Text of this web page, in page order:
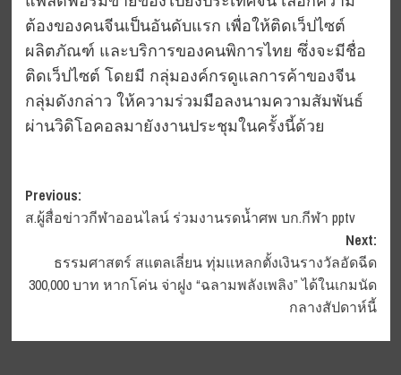
ต้องของคนจีนเป็นอันดับแรก เพื่อให้ติดเว็ปไซต์
ผลิตภัณฑ์ และบริการของคนพิการไทย ซึ่งจะมีชื่อ
ติดเว็ปไซต์ โดยมี กลุ่มองค์กรดูแลการค้าของจีน
กลุ่มดังกล่าว ให้ความร่วมมือลงนามความสัมพันธ์
ผ่านวิดิโอคอลมายังงานประชุมในครั้งนี้ด้วย
Post
navigation
Previous:
ส.ผู้สื่อข่าวกีฬาออนไลน์ ร่วมงานรดน้ำศพ บก.กีฬา pptv
Next:
ธรรมศาสตร์ สแตลเลี่ยน​ ทุ่มแหลก​ตั้งเงินรางวัลอัดฉีด​
300,000​ บาท​ หากโค่น​ จ่าฝูง “ฉลามพลังเพลิง” ได้ในเกมนัด
กลางสัปดาห์นี้​